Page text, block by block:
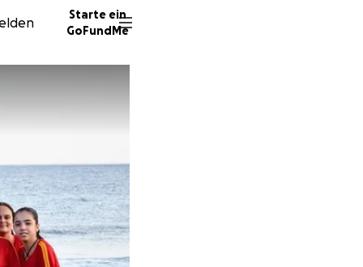
Starte ein
GoFundMe